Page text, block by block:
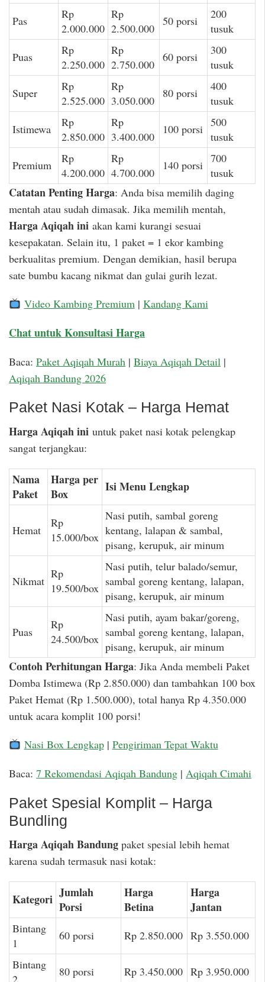
Pas
Rp
2.000.000
Rp
2.500.000
50 porsi
200
tusuk
Puas
Rp
2.250.000
Rp
2.750.000
60 porsi
300
tusuk
Super
Rp
2.525.000
Rp
3.050.000
80 porsi
400
tusuk
Istimewa
Rp
2.850.000
Rp
3.400.000
100 porsi 500
tusuk
Premium
Rp
4.200.000
Rp
4.700.000
140 porsi 700
tusuk
Catatan Penting Harga: Anda bisa memilih daging
mentah atau sudah dimasak. Jika memilih mentah,
Harga Aqiqah ini akan kami kurangi sesuai
kesepakatan. Selain itu, 1 paket = 1 ekor kambing
berkualitas premium. Dengan demikian, hasil berupa
sate bumbu kacang nikmat dan gulai gurih lezat.
Video Kambing Premium| Kandang Kami
Chat untuk Konsultasi Harga
Baca: Paket Aqiqah Murah | Biaya Aqiqah Detail |
Aqiqah Bandung 2026
Paket Nasi Kotak – Harga Hemat
Harga Aqiqah ini untuk paket nasi kotak pelengkap
sangat terjangkau:
Nama
Paket
Harga per
Box
Isi Menu Lengkap
Hemat
Rp
15.000/box
Nasi putih, sambal goreng
kentang, lalapan & sambal,
pisang, kerupuk, air minum
Nikmat
Rp
19.500/box
Nasi putih, telur balado/semur,
sambal goreng kentang, lalapan,
pisang, kerupuk, air minum
Puas
Rp
24.500/box
Nasi putih, ayam bakar/goreng,
sambal goreng kentang, lalapan,
pisang, kerupuk, air minum
Contoh Perhitungan Harga: Jika Anda membeli Paket
Domba Istimewa (Rp 2.850.000) dan tambahkan 100 box
Paket Hemat (Rp 1.500.000), total hanya Rp 4.350.000
untuk acara komplit 100 porsi!
Nasi Box Lengkap| Pengiriman Tepat Waktu
Baca: 7 Rekomendasi Aqiqah Bandung | Aqiqah Cimahi
Paket Spesial Komplit – Harga
Bundling
Harga Aqiqah Bandung paket spesial lebih hemat
karena sudah termasuk nasi kotak:
Kategori Jumlah
Porsi
Harga
Betina
Harga
Jantan
Bintang
1
60 porsi Rp 2.850.000 Rp 3.550.000
Bintang
2
80 porsi Rp 3.450.000 Rp 3.950.000